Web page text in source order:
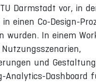
Darmstadt vor, in
einen Co-Design-
wurden. In einem
und
Analytics-Dashboard